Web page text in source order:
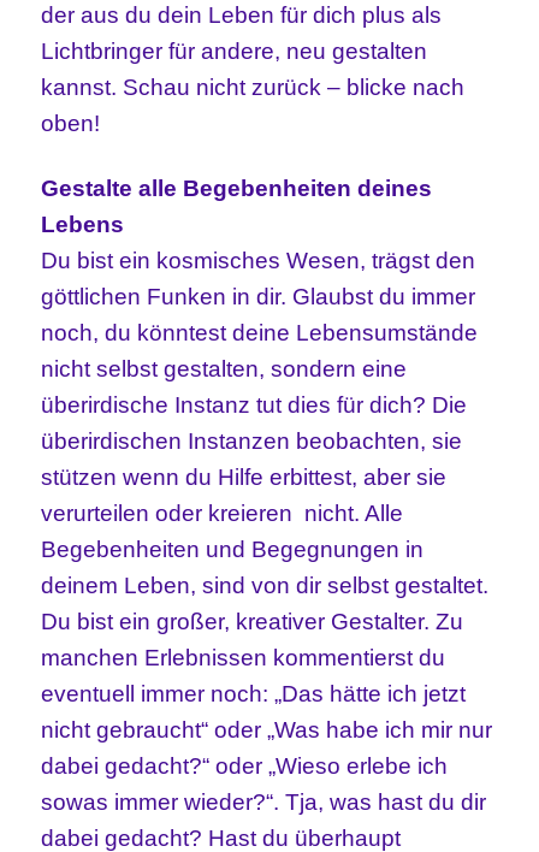
der aus du dein Leben für dich plus als
Lichtbringer für andere, neu gestalten
kannst. Schau nicht zurück – blicke nach
oben!
Gestalte alle Begebenheiten deines
Lebens
Du bist ein kosmisches Wesen, trägst den
göttlichen Funken in dir. Glaubst du immer
noch, du könntest deine Lebensumstände
nicht selbst gestalten, sondern eine
überirdische Instanz tut dies für dich? Die
überirdischen Instanzen beobachten, sie
stützen wenn du Hilfe erbittest, aber sie
verurteilen oder kreieren nicht. Alle
Begebenheiten und Begegnungen in
deinem Leben, sind von dir selbst gestaltet.
Du bist ein großer, kreativer Gestalter. Zu
manchen Erlebnissen kommentierst du
eventuell immer noch: „Das hätte ich jetzt
nicht gebraucht“ oder „Was habe ich mir nur
dabei gedacht?“ oder „Wieso erlebe ich
sowas immer wieder?“. Tja, was hast du dir
dabei gedacht? Hast du überhaupt